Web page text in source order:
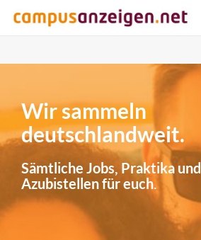
Wir sammeln
deutschlandweit.
Sämtliche Jobs, Praktika und
Azubistellen für euch.